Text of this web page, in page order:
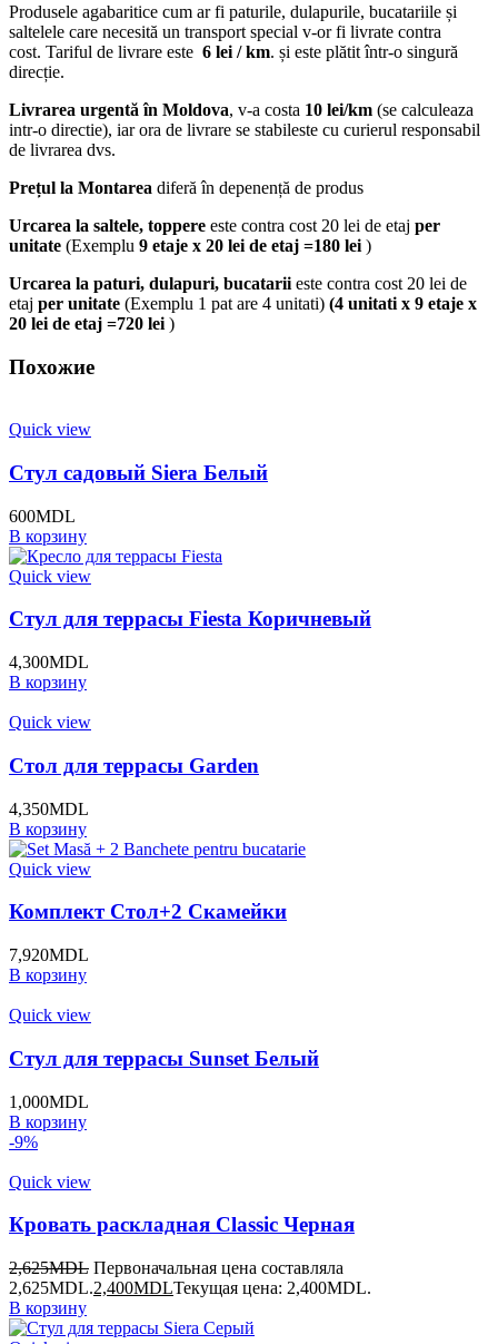
Produsele agabaritice cum ar fi paturile, dulapurile, bucatariile și
saltelele care necesită un transport special v-or fi livrate contra
cost. Tariful de livrare este 6 lei / km. și este plătit într-o singură
direcție.
Livrarea urgentă în Moldova, v-a costa 10 lei/km (se calculeaza
intr-o directie), iar ora de livrare se stabileste cu curierul responsabil
de livrarea dvs.
Prețul la Montarea diferă în depenență de produs
Urcarea la saltele, toppere este contra cost 20 lei de etaj per
unitate (Exemplu 9 etaje x 20 lei de etaj =180 lei )
Urcarea la paturi, dulapuri, bucatarii este contra cost 20 lei de
etaj per unitate (Exemplu 1 pat are 4 unitati) (4 unitati x 9 etaje x
20 lei de etaj =720 lei )
Похожие
Quick view
Стул садовый Siera Белый
600MDL
В корзину
Quick view
Стул для террасы Fiesta Коричневый
4,300MDL
В корзину
Quick view
Стол для террасы Garden
4,350MDL
В корзину
Quick view
Комплект Стол+2 Скамейки
7,920MDL
В корзину
Quick view
Стул для террасы Sunset Белый
1,000MDL
В корзину
-9%
Quick view
Кровать раскладная Classic Черная
2,625MDL Первоначальная цена составляла
2,625MDL.2,400MDLТекущая цена: 2,400MDL.
В корзину